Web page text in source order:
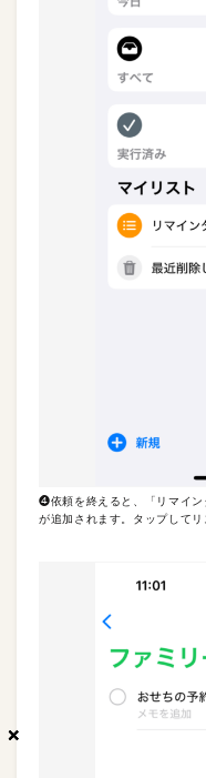
×
×
×
❹依頼を終えると、「リマイン
が追加されます。タップしてリ